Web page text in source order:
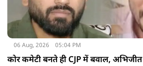
06 Aug, 2026 05:04 PM
कोर कमेटी बनते ही CJP में बवाल,